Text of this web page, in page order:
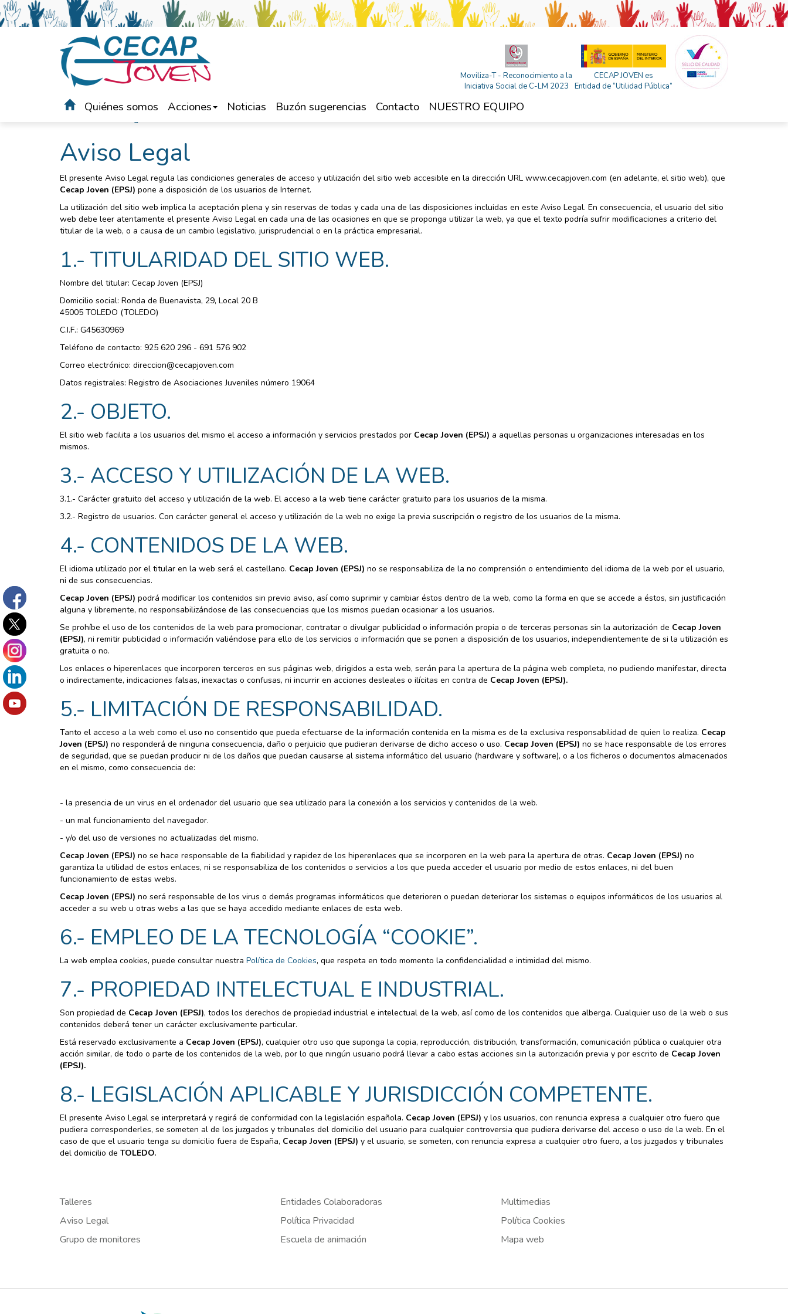
Moviliza-T - Reconocimiento a la
Iniciativa Social de C-LM 2023
CECAP JOVEN es
Entidad de “Utilidad Pública”
Quiénes somos Acciones Noticias Buzón sugerencias Contacto NUESTRO EQUIPO
Aviso Legal
El presente Aviso Legal regula las condiciones generales de acceso y utilización del sitio web accesible en la dirección URL www.cecapjoven.com (en adelante, el sitio web), que
Cecap Joven (EPSJ) pone a disposición de los usuarios de Internet.
La utilización del sitio web implica la aceptación plena y sin reservas de todas y cada una de las disposiciones incluidas en este Aviso Legal. En consecuencia, el usuario del sitio
web debe leer atentamente el presente Aviso Legal en cada una de las ocasiones en que se proponga utilizar la web, ya que el texto podría sufrir modificaciones a criterio del
titular de la web, o a causa de un cambio legislativo, jurisprudencial o en la práctica empresarial.
1.- TITULARIDAD DEL SITIO WEB.
Nombre del titular: Cecap Joven (EPSJ)
Domicilio social: Ronda de Buenavista, 29, Local 20 B
45005 TOLEDO (TOLEDO)
C.I.F.: G45630969
Teléfono de contacto: 925 620 296 - 691 576 902
Correo electrónico: direccion@cecapjoven.com
Datos registrales: Registro de Asociaciones Juveniles número 19064
2.- OBJETO.
El sitio web facilita a los usuarios del mismo el acceso a información y servicios prestados por Cecap Joven (EPSJ) a aquellas personas u organizaciones interesadas en los
mismos.
3.- ACCESO Y UTILIZACIÓN DE LA WEB.
3.1.- Carácter gratuito del acceso y utilización de la web. El acceso a la web tiene carácter gratuito para los usuarios de la misma.
3.2.- Registro de usuarios. Con carácter general el acceso y utilización de la web no exige la previa suscripción o registro de los usuarios de la misma.
4.- CONTENIDOS DE LA WEB.
El idioma utilizado por el titular en la web será el castellano. Cecap Joven (EPSJ) no se responsabiliza de la no comprensión o entendimiento del idioma de la web por el usuario,
ni de sus consecuencias.
Cecap Joven (EPSJ) podrá modificar los contenidos sin previo aviso, así como suprimir y cambiar éstos dentro de la web, como la forma en que se accede a éstos, sin justificación
alguna y libremente, no responsabilizándose de las consecuencias que los mismos puedan ocasionar a los usuarios.
Se prohíbe el uso de los contenidos de la web para promocionar, contratar o divulgar publicidad o información propia o de terceras personas sin la autorización de Cecap Joven
(EPSJ), ni remitir publicidad o información valiéndose para ello de los servicios o información que se ponen a disposición de los usuarios, independientemente de si la utilización es
gratuita o no.
Los enlaces o hiperenlaces que incorporen terceros en sus páginas web, dirigidos a esta web, serán para la apertura de la página web completa, no pudiendo manifestar, directa
o indirectamente, indicaciones falsas, inexactas o confusas, ni incurrir en acciones desleales o ilícitas en contra de Cecap Joven (EPSJ).
5.- LIMITACIÓN DE RESPONSABILIDAD.
Tanto el acceso a la web como el uso no consentido que pueda efectuarse de la información contenida en la misma es de la exclusiva responsabilidad de quien lo realiza. Cecap
Joven (EPSJ) no responderá de ninguna consecuencia, daño o perjuicio que pudieran derivarse de dicho acceso o uso. Cecap Joven (EPSJ) no se hace responsable de los errores
de seguridad, que se puedan producir ni de los daños que puedan causarse al sistema informático del usuario (hardware y software), o a los ficheros o documentos almacenados
en el mismo, como consecuencia de:
- la presencia de un virus en el ordenador del usuario que sea utilizado para la conexión a los servicios y contenidos de la web.
- un mal funcionamiento del navegador.
- y/o del uso de versiones no actualizadas del mismo.
Cecap Joven (EPSJ) no se hace responsable de la fiabilidad y rapidez de los hiperenlaces que se incorporen en la web para la apertura de otras. Cecap Joven (EPSJ) no
garantiza la utilidad de estos enlaces, ni se responsabiliza de los contenidos o servicios a los que pueda acceder el usuario por medio de estos enlaces, ni del buen
funcionamiento de estas webs.
Cecap Joven (EPSJ) no será responsable de los virus o demás programas informáticos que deterioren o puedan deteriorar los sistemas o equipos informáticos de los usuarios al
acceder a su web u otras webs a las que se haya accedido mediante enlaces de esta web.
6.- EMPLEO DE LA TECNOLOGÍA “COOKIE”.
La web emplea cookies, puede consultar nuestra Política de Cookies, que respeta en todo momento la confidencialidad e intimidad del mismo.
7.- PROPIEDAD INTELECTUAL E INDUSTRIAL.
Son propiedad de Cecap Joven (EPSJ), todos los derechos de propiedad industrial e intelectual de la web, así como de los contenidos que alberga. Cualquier uso de la web o sus
contenidos deberá tener un carácter exclusivamente particular.
Está reservado exclusivamente a Cecap Joven (EPSJ), cualquier otro uso que suponga la copia, reproducción, distribución, transformación, comunicación pública o cualquier otra
acción similar, de todo o parte de los contenidos de la web, por lo que ningún usuario podrá llevar a cabo estas acciones sin la autorización previa y por escrito de Cecap Joven
(EPSJ).
8.- LEGISLACIÓN APLICABLE Y JURISDICCIÓN COMPETENTE.
El presente Aviso Legal se interpretará y regirá de conformidad con la legislación española. Cecap Joven (EPSJ) y los usuarios, con renuncia expresa a cualquier otro fuero que
pudiera corresponderles, se someten al de los juzgados y tribunales del domicilio del usuario para cualquier controversia que pudiera derivarse del acceso o uso de la web. En el
caso de que el usuario tenga su domicilio fuera de España, Cecap Joven (EPSJ) y el usuario, se someten, con renuncia expresa a cualquier otro fuero, a los juzgados y tribunales
del domicilio de TOLEDO.
Talleres Entidades Colaboradoras
Multimedias
Aviso Legal
Política Privacidad
Política Cookies
Grupo de monitores
Escuela de animación Mapa web